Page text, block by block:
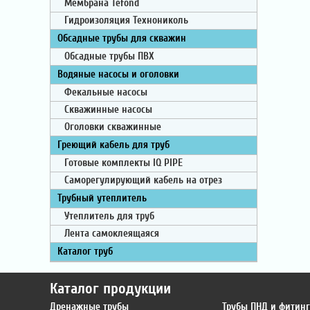
Мембрана Tefond
Гидроизоляция Технониколь
Обсадные трубы для скважин
Обсадные трубы ПВХ
Водяные насосы и оголовки
Фекальные насосы
Скважинные насосы
Оголовки скважинные
Греющий кабель для труб
Готовые комплекты IQ PIPE
Саморегулирующий кабель на отрез
Трубный утеплитель
Утеплитель для труб
Лента самоклеящаяся
Каталог труб
Каталог продукции
Дренажные трубы Трубы ПНД и